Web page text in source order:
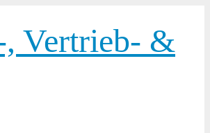
, Vertrieb- &